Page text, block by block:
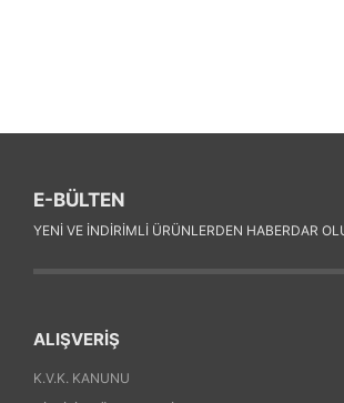
E-BÜLTEN
YENI VE INDIRIMLI ÜRÜNLERDEN HABERDAR
ALIŞVERİŞ
K.V.K. KANUNU